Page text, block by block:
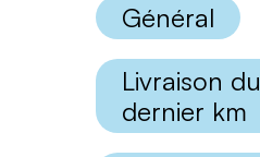
Général
Livraison du
dernier km